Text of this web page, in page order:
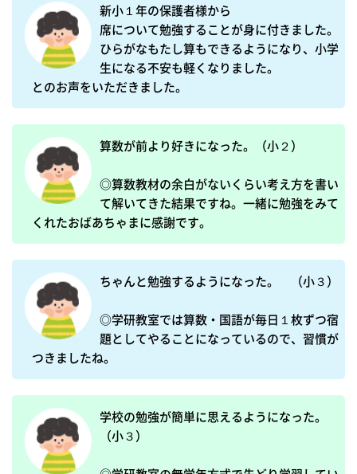
新小１年の保護者様から
席について勉強することが身に付きました。
ひらがなもたし算もできるようになり、小学
生になる不安も軽くなりました。
算数が前より好きになった。（小２）
◎算数教材の余白がないくらい考え方を書い
て解いてきた結果ですね。一緒に勉強をみて
くれたおばあちゃまに感謝です。
ちゃんと勉強するようになった。　（小３）
◎学研教室では算数・国語が毎日１枚ずつ宿
題としてやることになっているので、習慣が
つきましたね。
学校の勉強が簡単に思えるようになった。
（小３）